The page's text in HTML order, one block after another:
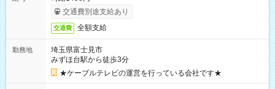
交通費別途支給あり
交通費 全額支給
勤務地
埼玉県富士見市
みずほ台駅から徒歩3分
★ケーブルテレビの運営を行っている会社です★